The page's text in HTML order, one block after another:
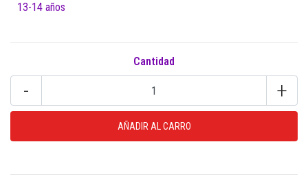
13-14 años
Cantidad
- +